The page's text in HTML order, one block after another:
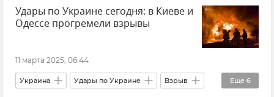
Безопасность Происшествия Новости
Удары по Украине сегодня: в Киеве и
Одессе прогремели взрывы
11 марта 2025, 06:44
Еще 6
Украина Удары по Украине Взрыв